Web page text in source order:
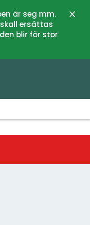
är seg mm.
ersättas
blir för stor